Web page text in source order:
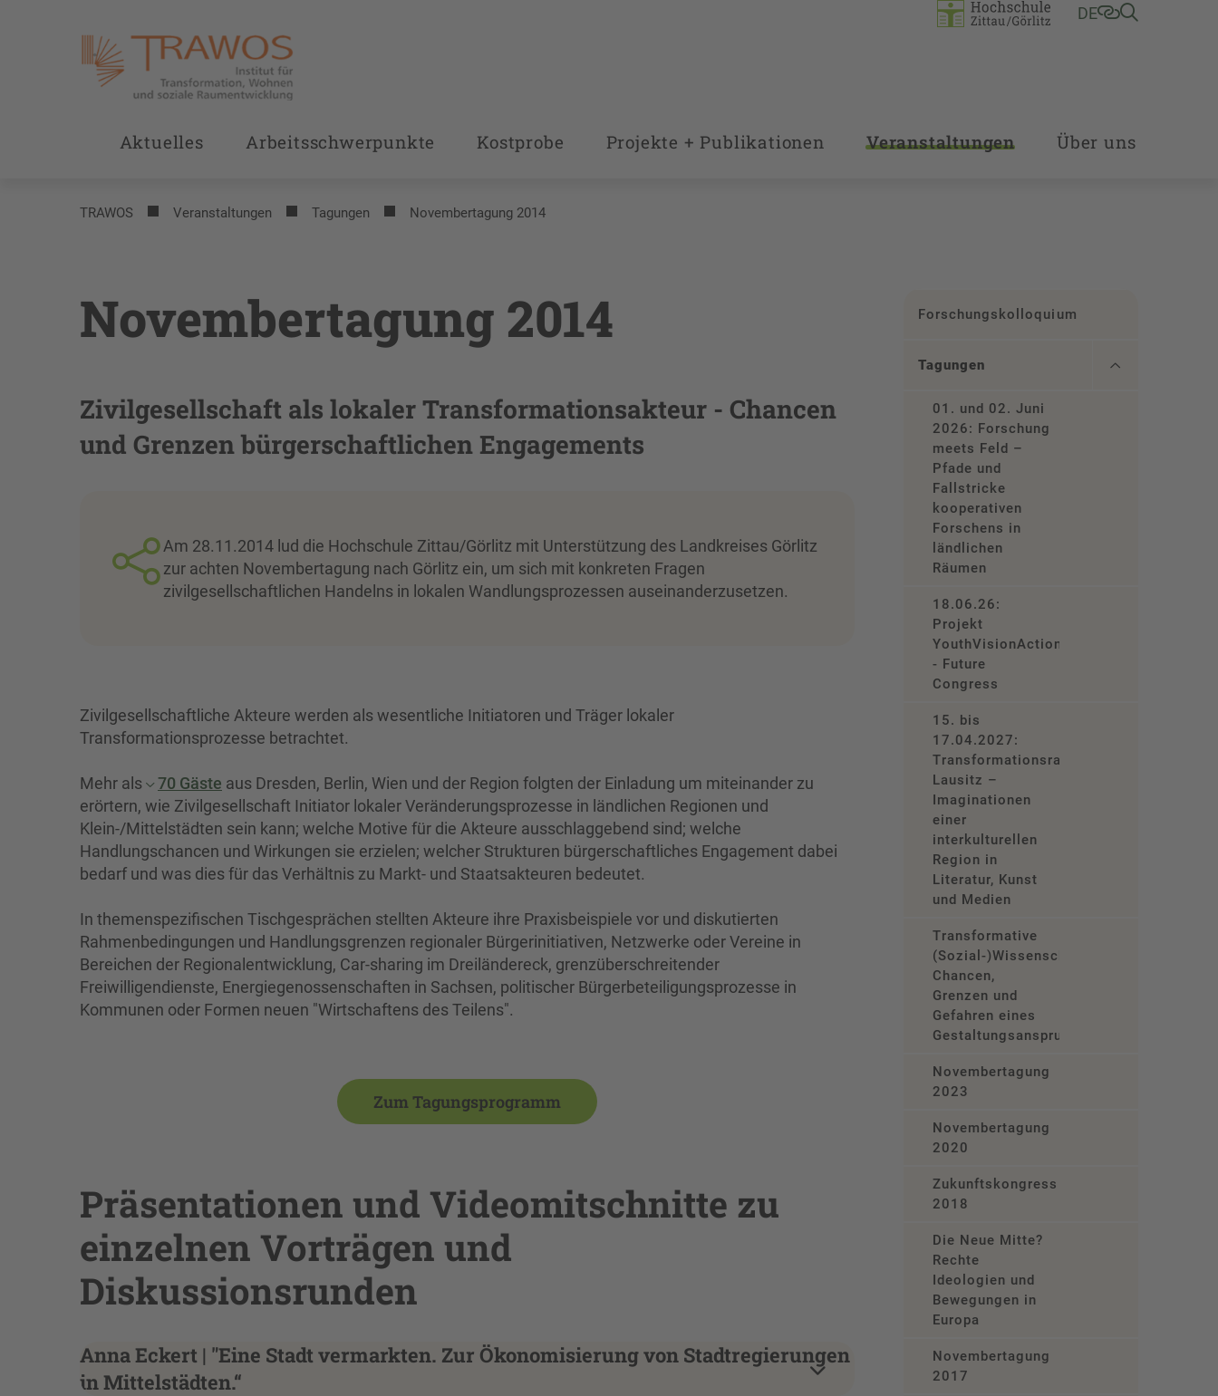
DE
Aktuelles Arbeitsschwerpunkte Kostprobe Projekte + Publikationen Veranstaltungen Über uns
TRAWOS Veranstaltungen Tagungen Novembertagung 2014
Novembertagung 2014
Zivilgesellschaft als lokaler Transformationsakteur - Chancen
und Grenzen bürgerschaftlichen Engagements
Am 28.11.2014 lud die Hochschule Zittau/Görlitz mit Unterstützung des Landkreises Görlitz
zur achten Novembertagung nach Görlitz ein, um sich mit konkreten Fragen
zivilgesellschaftlichen Handelns in lokalen Wandlungsprozessen auseinanderzusetzen.
Zivilgesellschaftliche Akteure werden als wesentliche Initiatoren und Träger lokaler
Transformationsprozesse betrachtet.
Mehr als 70 Gäste aus Dresden, Berlin, Wien und der Region folgten der Einladung um miteinander zu
erörtern, wie Zivilgesellschaft Initiator lokaler Veränderungsprozesse in ländlichen Regionen und
Klein-/Mittelstädten sein kann; welche Motive für die Akteure ausschlaggebend sind; welche
Handlungschancen und Wirkungen sie erzielen; welcher Strukturen bürgerschaftliches Engagement dabei
bedarf und was dies für das Verhältnis zu Markt‐ und Staatsakteuren bedeutet.
In themenspezifischen Tischgesprächen stellten Akteure ihre Praxisbeispiele vor und diskutierten
Rahmenbedingungen und Handlungsgrenzen regionaler Bürgerinitiativen, Netzwerke oder Vereine in
Bereichen der Regionalentwicklung, Car-sharing im Dreiländereck, grenzüberschreitender
Freiwilligendienste, Energiegenossenschaften in Sachsen, politischer Bürgerbeteiligungsprozesse in
Kommunen oder Formen neuen "Wirtschaftens des Teilens".
Zum Tagungsprogramm
Präsentationen und Videomitschnitte zu
einzelnen Vorträgen und
Diskussionsrunden
Anna Eckert | "Eine Stadt vermarkten. Zur Ökonomisierung von Stadtregierungen
in Mittelstädten.“
Forschungskolloquium
Tagungen
01. und 02. Juni
2026: Forschung
meets Feld –
Pfade und
Fallstricke
kooperativen
Forschens in
ländlichen
Räumen
18.06.26:
Projekt
YouthVisionAction
- Future
Congress
15. bis
17.04.2027:
Transformationsraum
Lausitz –
Imaginationen
einer
interkulturellen
Region in
Literatur, Kunst
und Medien
Transformative
(Sozial-)Wissenschaft?
Chancen,
Grenzen und
Gefahren eines
Gestaltungsanspruchs
Novembertagung
2023
Novembertagung
2020
Zukunftskongress
2018
Die Neue Mitte?
Rechte
Ideologien und
Bewegungen in
Europa
Novembertagung
2017